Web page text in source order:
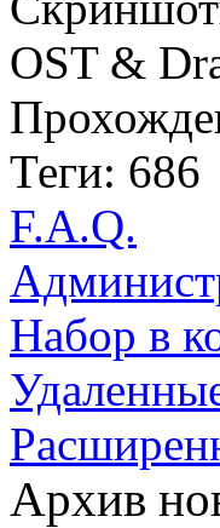
OST &
Теги: 686
F.A.Q.
Набор в
Архив